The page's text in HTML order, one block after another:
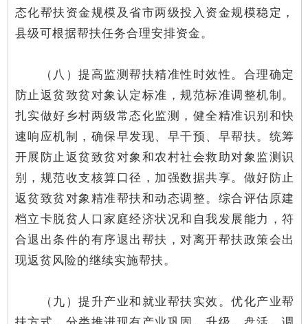
态化帮扶资金规模及省市两级投入资金规模稳定，
县级可根据帮扶任务合理安排资金。
（八）提高监测帮扶精准性时效性。合理确定
防止返贫致贫对象认定标准，规范标准调整机制。
扎实做好乡村两级常态化监测，健全精准识别和快
速响应机制，确保早发现、早干预、早帮扶。统筹
开展防止返贫致贫对象和农村社会救助对象监测识
别，规范收支核算口径，加强数据共享。做好防止
返贫致贫对象精准帮扶和动态调整。综合评估原建
档立卡脱贫人口家庭经济状况和自我发展能力，符
合退出条件的有序退出帮扶，对离开帮扶政策会出
现返贫风险的继续实施帮扶。
（九）提升产业和就业帮扶实效。优化产业帮